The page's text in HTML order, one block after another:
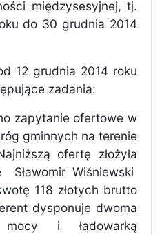
międzysesyjnej, tj.
do 30 grudnia 2014
12 grudnia 2014 roku
zadania:
zapytanie ofertowe w
gminnych na terenie
ofertę złożyła
Sławomir Wiśniewski
118 złotych brutto
dysponuje dwoma
i ładowarką